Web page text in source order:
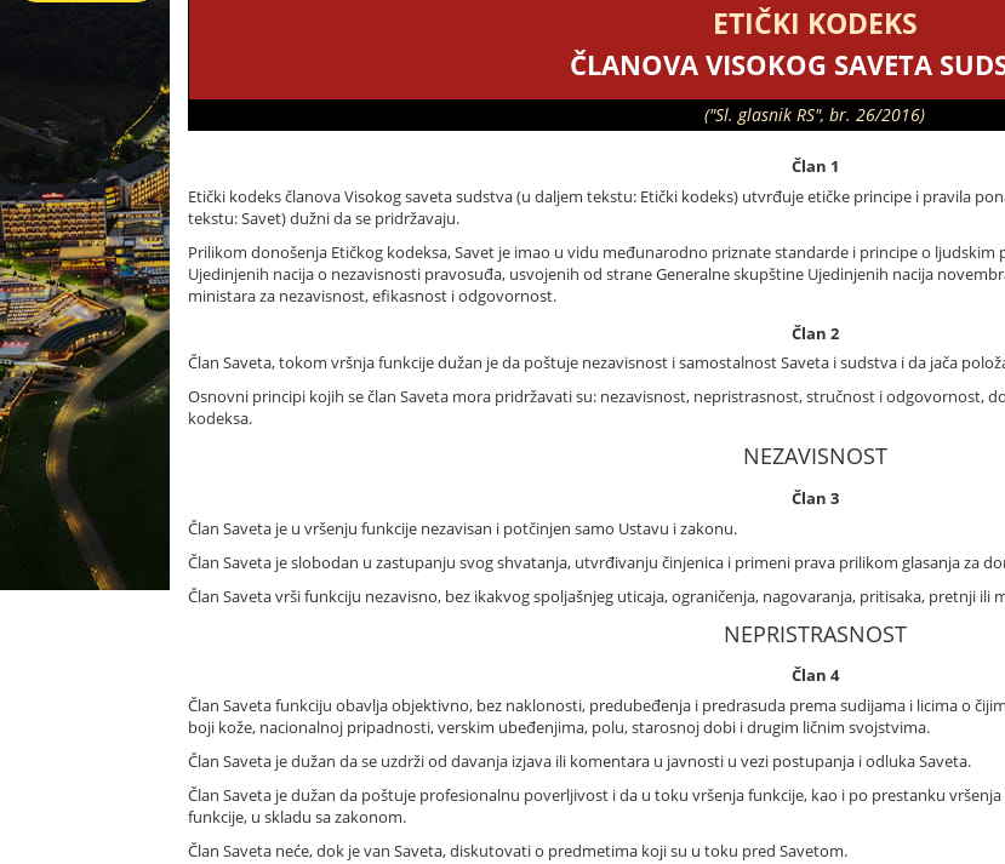
ETIČKI KODEKS
ČLANOVA VISOKOG SAVETA
("Sl. glasnik RS", br. 26/2016)
Član 1
Etički kodeks članova Visokog saveta sudstva (u daljem tekstu: Etički kodeks) utvrđuje etičke principe i pravila
tekstu: Savet) dužni da se pridržavaju.
Prilikom donošenja Etičkog kodeksa, Savet je imao u vidu međunarodno priznate standarde i principe o
Ujedinjenih nacija o nezavisnosti pravosuđa, usvojenih od strane Generalne skupštine Ujedinjenih nacija
ministara za nezavisnost, efikasnost i odgovornost.
Član 2
Član Saveta, tokom vršnja funkcije dužan je da poštuje nezavisnost i samostalnost Saveta i sudstva i da jača
Osnovni principi kojih se član Saveta mora pridržavati su: nezavisnost, nepristrasnost, stručnost i odgovornost,
kodeksa.
NEZAVISNOST
Član 3
Član Saveta je u vršenju funkcije nezavisan i potčinjen samo Ustavu i zakonu.
Član Saveta je slobodan u zastupanju svog shvatanja, utvrđivanju činjenica i primeni prava prilikom glasanja za
Član Saveta vrši funkciju nezavisno, bez ikakvog spoljašnjeg uticaja, ograničenja, nagovaranja, pritisaka, pretnji ili
NEPRISTRASNOST
Član 4
Član Saveta funkciju obavlja objektivno, bez naklonosti, predubeđenja i predrasuda prema sudijama i licima o
boji kože, nacionalnoj pripadnosti, verskim ubeđenjima, polu, starosnoj dobi i drugim ličnim svojstvima.
Član Saveta je dužan da se uzdrži od davanja izjava ili komentara u javnosti u vezi postupanja i odluka Saveta.
Član Saveta je dužan da poštuje profesionalnu poverljivost i da u toku vršenja funkcije, kao i po prestanku
funkcije, u skladu sa zakonom.
Član Saveta neće, dok je van Saveta, diskutovati o predmetima koji su u toku pred Savetom.